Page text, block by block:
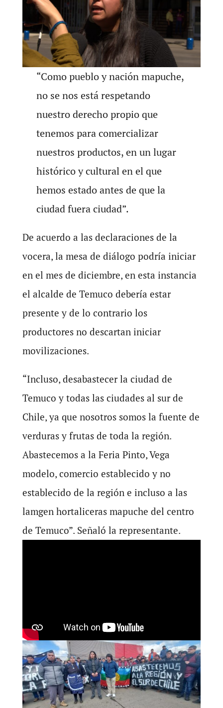
“Como pueblo y nación mapuche,
no se nos está respetando
nuestro derecho propio que
tenemos para comercializar
nuestros productos, en un lugar
histórico y cultural en el que
hemos estado antes de que la
ciudad fuera ciudad”.
De acuerdo a las declaraciones de la
vocera, la mesa de diálogo podría iniciar
en el mes de diciembre, en esta instancia
el alcalde de Temuco debería estar
presente y de lo contrario los
productores no descartan iniciar
movilizaciones.
“Incluso, desabastecer la ciudad de
Temuco y todas las ciudades al sur de
Chile, ya que nosotros somos la fuente de
verduras y frutas de toda la región.
Abastecemos a la Feria Pinto, Vega
modelo, comercio establecido y no
establecido de la región e incluso a las
lamgen hortaliceras mapuche del centro
de Temuco”. Señaló la representante.